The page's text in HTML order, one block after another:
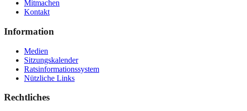
Mitmachen
Kontakt
Information
Medien
Sitzungskalender
Ratsinformationssystem
Nützliche Links
Rechtliches